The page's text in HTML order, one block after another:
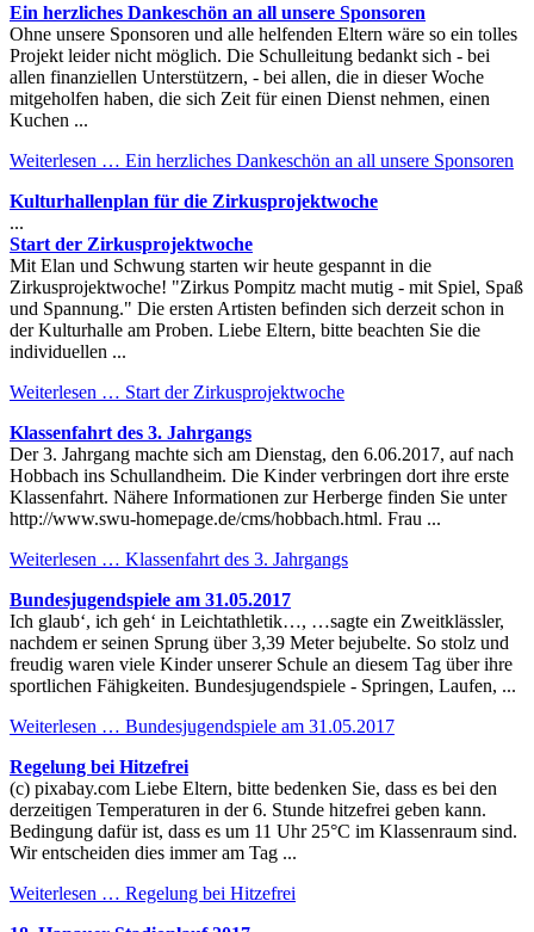
Ein herzliches Dankeschön an all unsere Sponsoren
Ohne unsere Sponsoren und alle helfenden Eltern wäre so ein tolles
Projekt leider nicht möglich. Die Schulleitung bedankt sich - bei
allen finanziellen Unterstützern, - bei allen, die in dieser Woche
mitgeholfen haben, die sich Zeit für einen Dienst nehmen, einen
Kuchen ...
Weiterlesen … Ein herzliches Dankeschön an all unsere Sponsoren
Kulturhallenplan für die Zirkusprojektwoche
...
Start der Zirkusprojektwoche
Mit Elan und Schwung starten wir heute gespannt in die
Zirkusprojektwoche! "Zirkus Pompitz macht mutig - mit Spiel, Spaß
und Spannung." Die ersten Artisten befinden sich derzeit schon in
der Kulturhalle am Proben. Liebe Eltern, bitte beachten Sie die
individuellen ...
Weiterlesen … Start der Zirkusprojektwoche
Klassenfahrt des 3. Jahrgangs
Der 3. Jahrgang machte sich am Dienstag, den 6.06.2017, auf nach
Hobbach ins Schullandheim. Die Kinder verbringen dort ihre erste
Klassenfahrt. Nähere Informationen zur Herberge finden Sie unter
http://www.swu-homepage.de/cms/hobbach.html. Frau ...
Weiterlesen … Klassenfahrt des 3. Jahrgangs
Bundesjugendspiele am 31.05.2017
Ich glaub‘, ich geh‘ in Leichtathletik…, …sagte ein Zweitklässler,
nachdem er seinen Sprung über 3,39 Meter bejubelte. So stolz und
freudig waren viele Kinder unserer Schule an diesem Tag über ihre
sportlichen Fähigkeiten. Bundesjugendspiele - Springen, Laufen, ...
Weiterlesen … Bundesjugendspiele am 31.05.2017
Regelung bei Hitzefrei
(c) pixabay.com Liebe Eltern, bitte bedenken Sie, dass es bei den
derzeitigen Temperaturen in der 6. Stunde hitzefrei geben kann.
Bedingung dafür ist, dass es um 11 Uhr 25°C im Klassenraum sind.
Wir entscheiden dies immer am Tag ...
Weiterlesen … Regelung bei Hitzefrei